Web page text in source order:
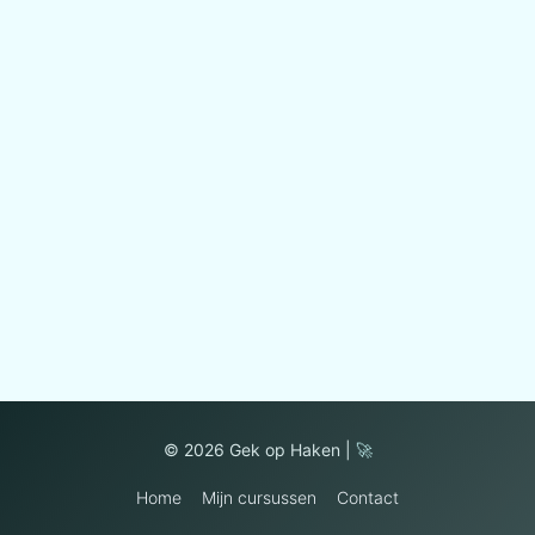
© 2026 Gek op Haken | 🚀
Home Mijn cursussen Contact